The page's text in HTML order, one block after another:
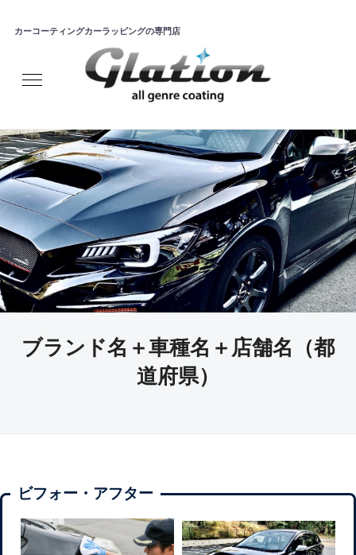
カーコーティングカーラッピングの専門店
ブランド名＋車種名＋店舗名（都
道府県）
ビフォー・アフター